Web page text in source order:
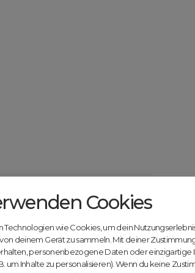
kostenlosen Anmeldung bei
Nutze
Cookies
Technologien wie Cookies, um dein
deinem Gerät zu sammeln. Mit deiner
personenbezogene Daten oder einzigartige
um Inhalte zu personalisieren). Wenn du keine